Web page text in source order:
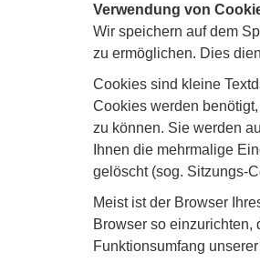
Verwendung von
Wir speichern auf dem
zu ermöglichen. Dies
Cookies sind kleine
Cookies werden
zu können. Sie werden
Ihnen die mehrmalige
gelöscht (sog. Sitzungs-
Meist ist der Browser
Browser so
Funktionsumfang